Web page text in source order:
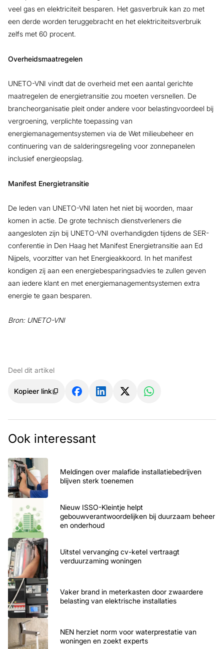
veel gas en elektriciteit besparen. Het gasverbruik kan zo met
een derde worden teruggebracht en het elektriciteitsverbruik
zelfs met 60 procent.
Overheidsmaatregelen
UNETO-VNI vindt dat de overheid met een aantal gerichte
maatregelen de energietransitie zou moeten versnellen. De
brancheorganisatie pleit onder andere voor belastingvoordeel bij
vergroening, verplichte toepassing van
energiemanagementsystemen via de Wet milieubeheer en
continuering van de salderingsregeling voor zonnepanelen
inclusief energieopslag.
Manifest Energietransitie
De leden van UNETO-VNI laten het niet bij woorden, maar
komen in actie. De grote technisch dienstverleners die
aangesloten zijn bij UNETO-VNI overhandigden tijdens de SER-
conferentie in Den Haag het Manifest Energietransitie aan Ed
Nijpels, voorzitter van het Energieakkoord. In het manifest
kondigen zij aan een energiebesparingsadvies te zullen geven
aan iedere klant en met energiemanagementsystemen extra
energie te gaan besparen.
Bron: UNETO-VNI
Deel dit artikel
Kopieer link
Ook interessant
Meldingen over malafide installatiebedrijven
blijven sterk toenemen
Nieuw ISSO-Kleintje helpt
gebouwverantwoordelijken bij duurzaam beheer
en onderhoud
Uitstel vervanging cv-ketel vertraagt
verduurzaming woningen
Vaker brand in meterkasten door zwaardere
belasting van elektrische installaties
NEN herziet norm voor waterprestatie van
woningen en zoekt experts